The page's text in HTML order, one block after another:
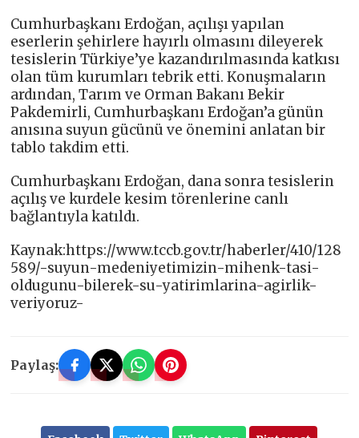
Cumhurbaşkanı Erdoğan, açılışı yapılan
eserlerin şehirlere hayırlı olmasını dileyerek
tesislerin Türkiye’ye kazandırılmasında katkısı
olan tüm kurumları tebrik etti. Konuşmaların
ardından, Tarım ve Orman Bakanı Bekir
Pakdemirli, Cumhurbaşkanı Erdoğan’a günün
anısına suyun gücünü ve önemini anlatan bir
tablo takdim etti.
Cumhurbaşkanı Erdoğan, dana sonra tesislerin
açılış ve kurdele kesim törenlerine canlı
bağlantıyla katıldı.
Kaynak:https://www.tccb.gov.tr/haberler/410/128
589/-suyun-medeniyetimizin-mihenk-tasi-
oldugunu-bilerek-su-yatirimlarina-agirlik-
veriyoruz-
Paylaş: